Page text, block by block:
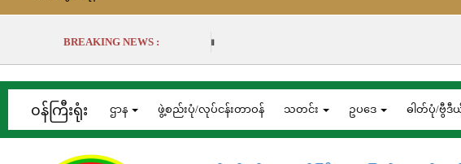
BREAKING NEWS :
၀န်ကြီးရုံး ဌာန ဖွဲ့စည်းပုံ/လုပ်ငန်းတာဝန် သတင်း ဥပဒေ ဓါတ်ပုံ/ဗွီဒီ